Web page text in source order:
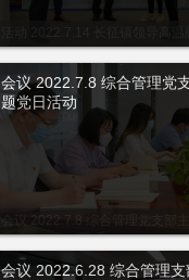
活动 2022.7.14 长征镇领导高温
会议 2022.7.8 综合管理党支部
会议 2022.7.8 综合管理党
题党日活动
会议 2022.6.28 综合管理支